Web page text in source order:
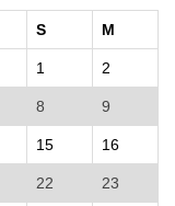
S M
1 2
8 9
15 16
22 23